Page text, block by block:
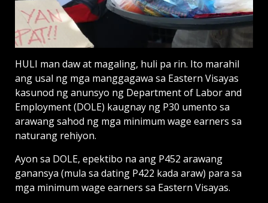
HULI man daw at magaling, huli pa rin. Ito marahil
ang usal ng mga manggagawa sa Eastern Visayas
kasunod ng anunsyo ng Department of Labor and
Employment (DOLE) kaugnay ng P30 umento sa
arawang sahod ng mga minimum wage earners sa
naturang rehiyon.
Ayon sa DOLE, epektibo na ang P452 arawang
ganansya (mula sa dating P422 kada araw) para sa
mga minimum wage earners sa Eastern Visayas.